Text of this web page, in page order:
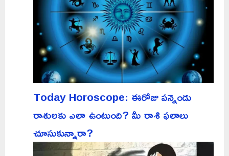
Today Horoscope: ఈరోజు పన్నెండు
రాశులకు ఎలా ఉంటుంది? మీ రాశి ఫలాలు
చూసుకున్నారా?